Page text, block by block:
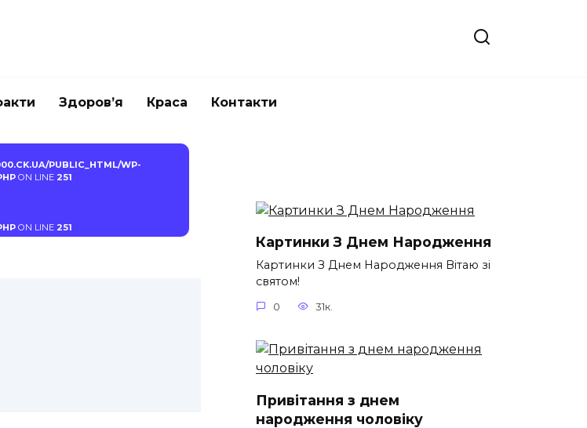
Здоров’я Краса Контакти
PUBLIC_HTML/WP-
ON LINE 251
ON LINE 251
Картинки З Днем Народження
Картинки З Днем Народження Вітаю зі
святом!
0 31к.
Привітання з днем
народження чоловіку